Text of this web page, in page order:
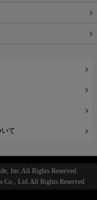
て
Inc.All Rights Reserved.
Co., Ltd.All Rights Reserved.